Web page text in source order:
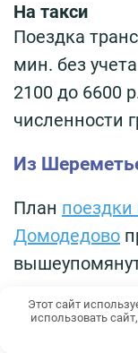
На такси
Поездка
мин. без
2100 до 6600
численности
Из
План
Домодедово
Необходимо
Этот сайт
использовать